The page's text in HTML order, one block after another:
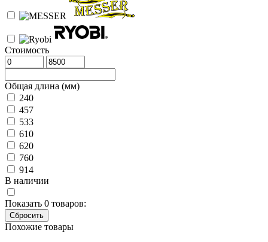
Стоимость
Общая длина (мм)
240
457
533
610
620
760
914
В наличии
Показать 0 товаров:
Похожие товары